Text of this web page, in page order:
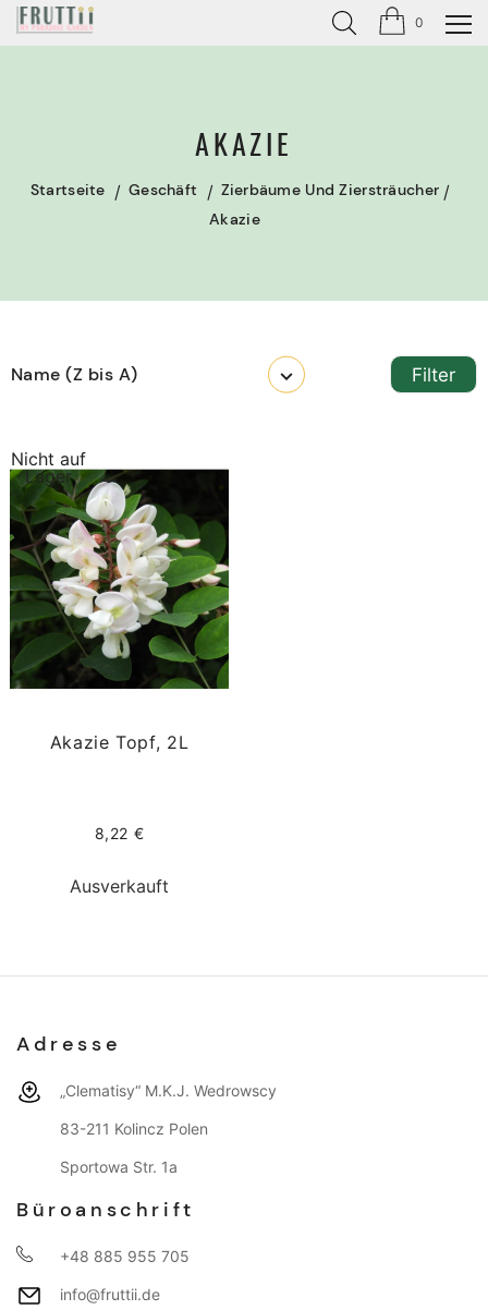
0
AKAZIE
Startseite Geschäft
Zierbäume Und Ziersträucher
Akazie
Name (Z bis A) Filter
Nicht auf
Lager
Akazie Topf, 2L
8,22 €
Ausverkauft
Adresse
„Clematisy“ M.K.J. Wedrowscy
83-211 Kolincz Polen
Sportowa Str. 1a
Büroanschrift
+48 885 955 705
info@fruttii.de